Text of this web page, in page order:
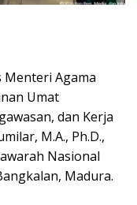
Menteri Agama
Umat
dan Kerja
M.A., Ph.D.,
Nasional
Madura.